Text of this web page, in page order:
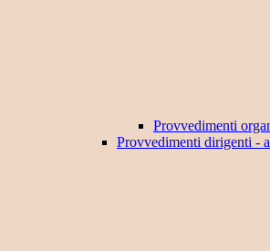
Provvedimenti
Provvedimenti dirigenti -